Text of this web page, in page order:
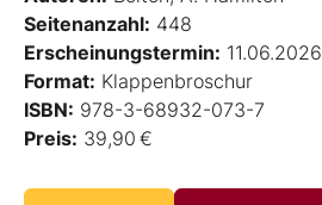
Seitenanzahl: 448
Erscheinungstermin: 11.06.2026
Format: Klappenbroschur
ISBN: 978-3-68932-073-7
Preis: 39,90 €